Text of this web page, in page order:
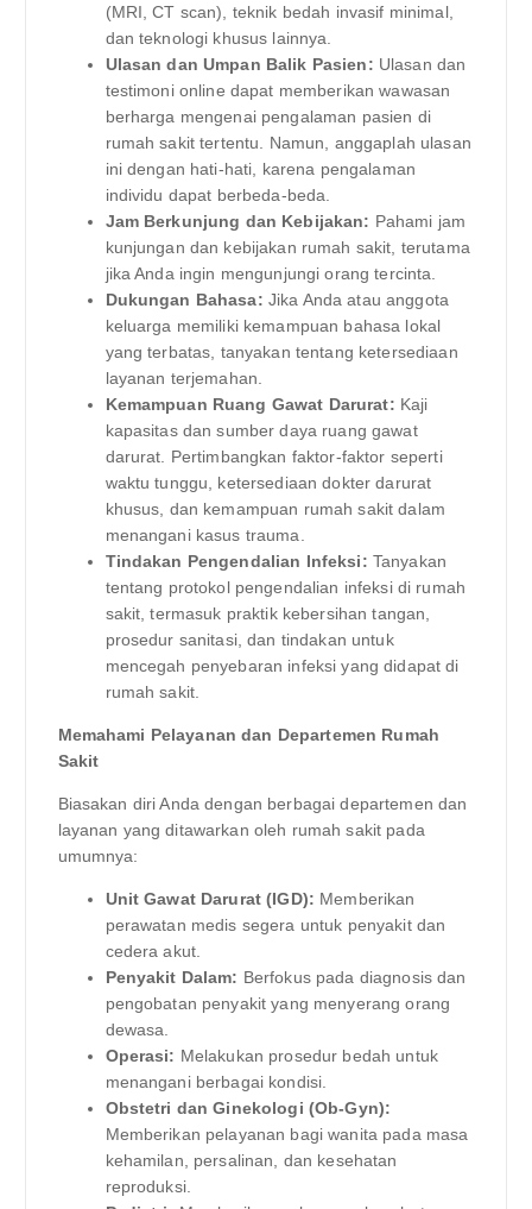
(MRI, CT scan), teknik bedah invasif minimal,
dan teknologi khusus lainnya.
Ulasan dan Umpan Balik Pasien: Ulasan dan
testimoni online dapat memberikan wawasan
berharga mengenai pengalaman pasien di
rumah sakit tertentu. Namun, anggaplah ulasan
ini dengan hati-hati, karena pengalaman
individu dapat berbeda-beda.
Jam Berkunjung dan Kebijakan: Pahami jam
kunjungan dan kebijakan rumah sakit, terutama
jika Anda ingin mengunjungi orang tercinta.
Dukungan Bahasa: Jika Anda atau anggota
keluarga memiliki kemampuan bahasa lokal
yang terbatas, tanyakan tentang ketersediaan
layanan terjemahan.
Kemampuan Ruang Gawat Darurat: Kaji
kapasitas dan sumber daya ruang gawat
darurat. Pertimbangkan faktor-faktor seperti
waktu tunggu, ketersediaan dokter darurat
khusus, dan kemampuan rumah sakit dalam
menangani kasus trauma.
Tindakan Pengendalian Infeksi: Tanyakan
tentang protokol pengendalian infeksi di rumah
sakit, termasuk praktik kebersihan tangan,
prosedur sanitasi, dan tindakan untuk
mencegah penyebaran infeksi yang didapat di
rumah sakit.
Memahami Pelayanan dan Departemen Rumah
Sakit
Biasakan diri Anda dengan berbagai departemen dan
layanan yang ditawarkan oleh rumah sakit pada
umumnya:
Unit Gawat Darurat (IGD): Memberikan
perawatan medis segera untuk penyakit dan
cedera akut.
Penyakit Dalam: Berfokus pada diagnosis dan
pengobatan penyakit yang menyerang orang
dewasa.
Operasi: Melakukan prosedur bedah untuk
menangani berbagai kondisi.
Obstetri dan Ginekologi (Ob-Gyn):
Memberikan pelayanan bagi wanita pada masa
kehamilan, persalinan, dan kesehatan
reproduksi.